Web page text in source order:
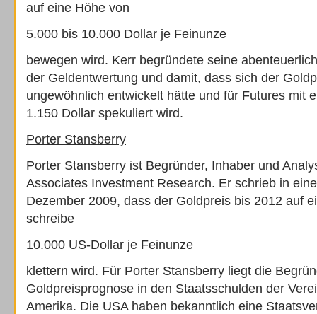
auf eine Höhe von
5.000 bis 10.000 Dollar je Feinunze
bewegen wird. Kerr begründete seine
der Geldentwertung und damit, dass sich der
ungewöhnlich entwickelt hätte und für Futures mit
1.150 Dollar spekuliert wird.
Porter Stansberry
Porter Stansberry ist Begründer, Inhaber und
Associates Investment Research. Er schrieb in
Dezember 2009, dass der Goldpreis bis 2012 auf
schreibe
10.000 US-Dollar je Feinunze
klettern wird. Für Porter Stansberry liegt die
Goldpreisprognose in den Staatsschulden der
Amerika. Die USA haben bekanntlich eine